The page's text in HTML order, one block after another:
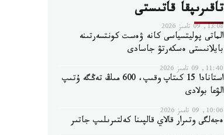
تاقىرىپقا قاتىستى
13:08, 09 تامىز 2026
الماتى پوليتسياسى كانە ۋەست كونتسەرتىنە
بايلانىستى ەسكەرتۋ جاسادى
11:40, 09 تامىز 2026
استانادا 15 كىتاپ وقىپ، 600 مىڭ تەڭگە ۇتىپ
الۋعا بولادى
10:06, 09 تامىز 2026
ەجەلگى وتىرار قالاي قالپىنا كەلتىرىلىپ جاتىر